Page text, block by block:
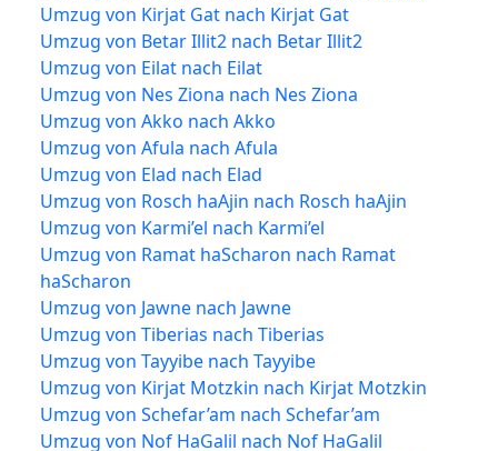
Umzug von Kirjat Gat nach Kirjat Gat
Umzug von Betar Illit2 nach Betar Illit2
Umzug von Eilat nach Eilat
Umzug von Nes Ziona nach Nes Ziona
Umzug von Akko nach Akko
Umzug von Afula nach Afula
Umzug von Elad nach Elad
Umzug von Rosch haAjin nach Rosch haAjin
Umzug von Karmi’el nach Karmi’el
Umzug von Ramat haScharon nach Ramat
haScharon
Umzug von Jawne nach Jawne
Umzug von Tiberias nach Tiberias
Umzug von Tayyibe nach Tayyibe
Umzug von Kirjat Motzkin nach Kirjat Motzkin
Umzug von Schefar’am nach Schefar’am
Umzug von Nof HaGalil nach Nof HaGalil